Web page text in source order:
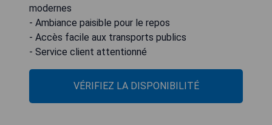
modernes
- Ambiance paisible pour le repos
- Accès facile aux transports publics
- Service client attentionné
VÉRIFIEZ LA DISPONIBILITÉ